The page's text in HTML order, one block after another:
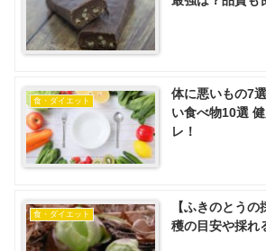
食・ダイエット
体に悪いもの7
い食べ物10選
レ！
食・ダイエット
【ふきのとう
穫の目安や採れ